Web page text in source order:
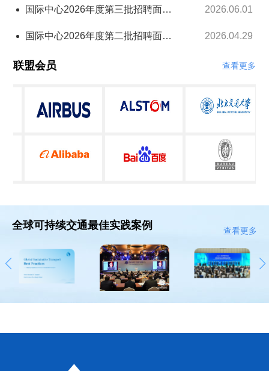
国际中心2026年度第三批招聘面试公告 2026.06.01
国际中心2026年度第二批招聘面试公告 2026.04.29
联盟会员 查看更多
全球可持续交通最佳实践案例 查看更多